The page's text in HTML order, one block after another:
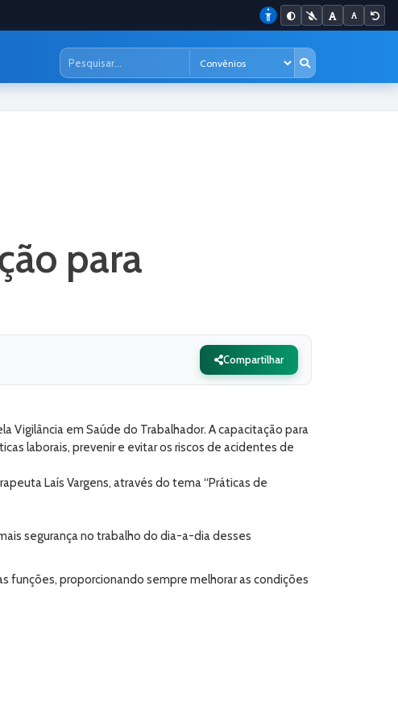
para
Compartilhar
Vigilância em Saúde do Trabalhador. A capacitação para
laborais, prevenir e evitar os riscos de acidentes de
Laís Vargens, através do tema “Práticas de
segurança no trabalho do dia-a-dia desses
funções, proporcionando sempre melhorar as condições